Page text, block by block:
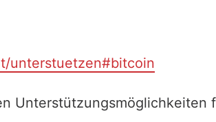
unterstuetzen#bitcoin
Unterstützungsmöglichkeiten